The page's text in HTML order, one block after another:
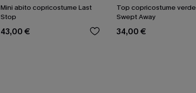
Mini abito copricostume Last
Stop
43,00 €
Top copricostume verde
Swept Away
34,00 €